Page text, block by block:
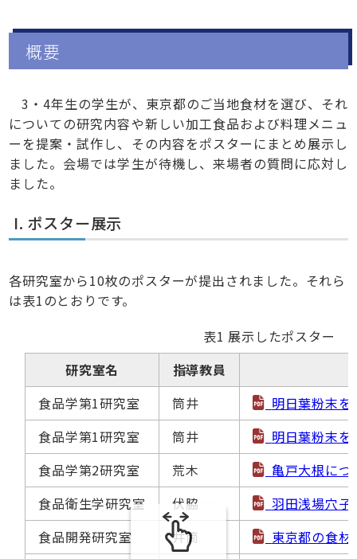
概要
3・4年生の学生が、東京都のご当地食材を選び、それ
についての研究内容や新しい加工食品および料理メニュ
ーを提案・試作し、その内容をポスターにまとめ展示し
ました。会場では学生が待機し、来場者の質問に応対し
ました。
I. ポスター展示
各研究室から10枚のポスターが提出されました。それら
は表1のとおりです。
表1 展示したポスター
研究室名
指導教員
食品学第1研究室
筒井
明日葉粉末
食品学第1研究室
筒井
明日葉粉末
食品学第2研究室
荒木
亀戸大根につ
食品衛生学研究室
伏脇
羽田浅場穴子
食品開発研究室
井筒
東京都の食